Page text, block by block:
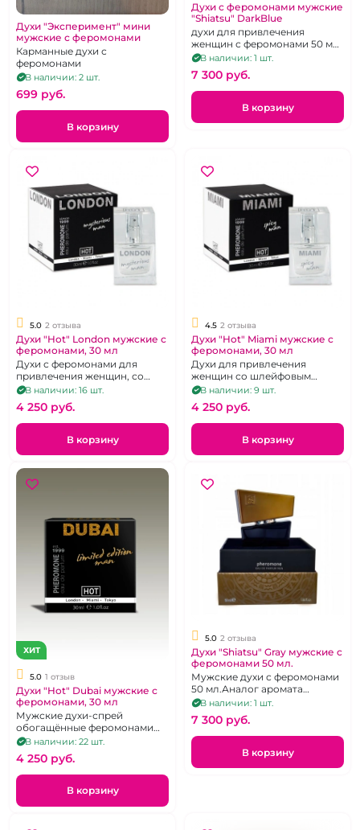
Духи "Эксперимент" мини
мужские с феромонами
Карманные духи с
феромонами
В наличии: 2 шт.
699 pуб.
В корзину
Духи с феромонами мужские
"Shiatsu" DarkBlue
духи для привлечения
женщин с феромонами 50 мл.
Аналог аромата Declaration
Cartier
В наличии: 1 шт.
7 300 pуб.
В корзину
5.0 2 отзыва
Духи "Hot" London мужские с
феромонами, 30 мл
Духи с феромонами для
привлечения женщин, со
шлейфовым ароматом, 30 мл.
В наличии: 16 шт.
4 250 pуб.
В корзину
4.5 2 отзыва
Духи "Hot" Miami мужские с
феромонами, 30 мл
Духи для привлечения
женщин со шлейфовым
ароматом, 30 мл.
В наличии: 9 шт.
4 250 pуб.
В корзину
ХИТ
5.0 1 отзыв
Духи "Hot" Dubai мужские с
феромонами, 30 мл
Мужские духи-спрей
обогащённые феромонами
для соблазнения женщин, 30
В наличии: 22 шт.
4 250 pуб.
В корзину
5.0 2 отзыва
Духи "Shiatsu" Gray мужские с
феромонами 50 мл.
Мужские духи с феромонами
50 мл.Аналог аромата
Bottega Veneta
В наличии: 1 шт.
7 300 pуб.
В корзину